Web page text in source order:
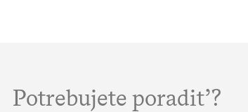
Potrebujete poradiť?